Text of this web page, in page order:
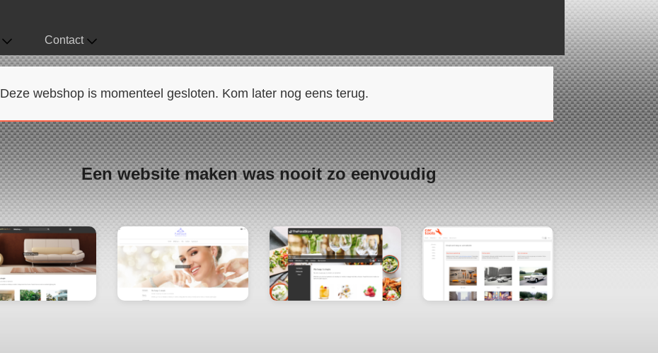
Contact
Deze webshop is momenteel gesloten. Kom later nog eens terug.
Een website maken was nooit zo eenvoudig